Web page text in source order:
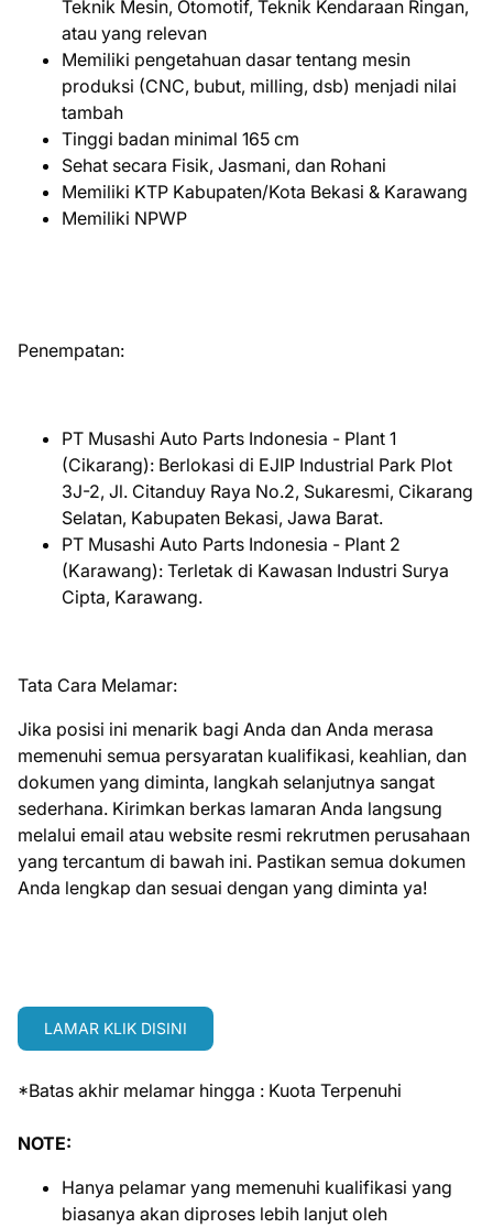
Teknik Mesin, Otomotif, Teknik Kendaraan Ringan,
atau yang relevan
Memiliki pengetahuan dasar tentang mesin
produksi (CNC, bubut, milling, dsb) menjadi nilai
tambah
Tinggi badan minimal 165 cm
Sehat secara Fisik, Jasmani, dan Rohani
Memiliki KTP Kabupaten/Kota Bekasi & Karawang
Memiliki NPWP
Penempatan:
PT Musashi Auto Parts Indonesia - Plant 1
(Cikarang): Berlokasi di EJIP Industrial Park Plot
3J-2, Jl. Citanduy Raya No.2, Sukaresmi, Cikarang
Selatan, Kabupaten Bekasi, Jawa Barat.
PT Musashi Auto Parts Indonesia - Plant 2
(Karawang): Terletak di Kawasan Industri Surya
Cipta, Karawang. ​
Tata Cara Melamar:
Jika posisi ini menarik bagi Anda dan Anda merasa
memenuhi semua persyaratan kualifikasi, keahlian, dan
dokumen yang diminta, langkah selanjutnya sangat
sederhana. Kirimkan berkas lamaran Anda langsung
melalui email atau website resmi rekrutmen perusahaan
yang tercantum di bawah ini. Pastikan semua dokumen
Anda lengkap dan sesuai dengan yang diminta ya!
LAMAR KLIK DISINI
*Batas akhir melamar hingga : Kuota Terpenuhi
NOTE:
Hanya pelamar yang memenuhi kualifikasi yang
biasanya akan diproses lebih lanjut oleh